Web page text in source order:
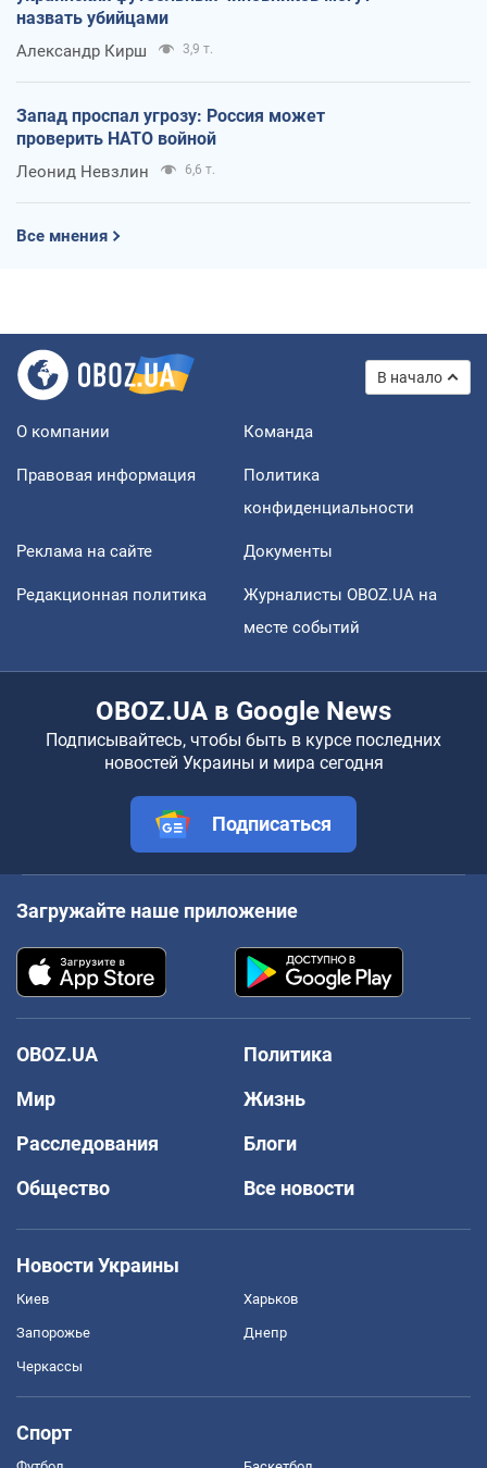
назвать убийцами
Александр Кирш 3,9 т.
Запад проспал угрозу: Россия может
проверить НАТО войной
Леонид Невзлин 6,6 т.
Все мнения
В начало
О компании Команда
Правовая информация
Политика
конфиденциальности
Реклама на сайте Документы
Редакционная политика
Журналисты OBOZ.UA на
месте событий
OBOZ.UA в Google News
Подписывайтесь, чтобы быть в курсе последних
новостей Украины и мира сегодня
Подписаться
Загружайте наше приложение
OBOZ.UA
Политика
Мир
Жизнь
Расследования
Блоги
Общество
Все новости
Новости Украины
Киев Харьков
Запорожье Днепр
Черкассы
Спорт